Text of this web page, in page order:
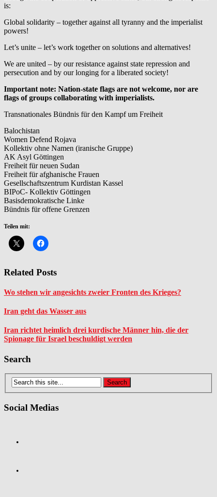
is:
Global solidarity – together against all tyranny and the imperialist
powers!
Let’s unite – let’s work together on solutions and alternatives!
We are united – by our resistance against state repression and
persecution and by our longing for a liberated society!
Important note: Nation-state flags are not welcome, nor are
flags of groups collaborating with imperialists.
Transnationales Bündnis für den Kampf um Freiheit
Balochistan
Women Defend Rojava
Kollektiv ohne Namen (iranische Gruppe)
AK Asyl Göttingen
Freiheit für neuen Sudan
Freiheit für afghanische Frauen
Gesellschaftszentrum Kurdistan Kassel
BIPoC- Kollektiv Göttingen
Basisdemokratische Linke
Bündnis für offene Grenzen
Teilen mit:
Related Posts
Wo stehen wir angesichts zweier Fronten des Krieges?
Iran geht das Wasser aus
Iran richtet heimlich drei kurdische Männer hin, die der
Spionage für Israel beschuldigt werden
Search
Social Medias